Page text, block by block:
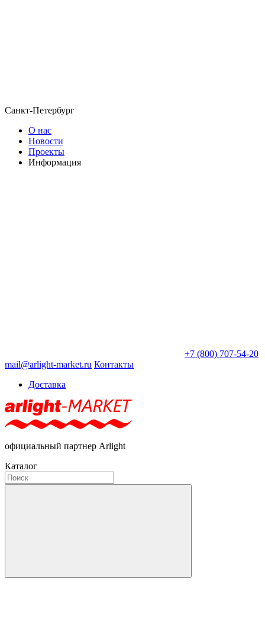
Санкт-Петербург
О нас
Новости
Проекты
Информация
+7 (800) 707-54-20
mail@arlight-market.ru Контакты
Доставка
официальный партнер Arlight
Каталог